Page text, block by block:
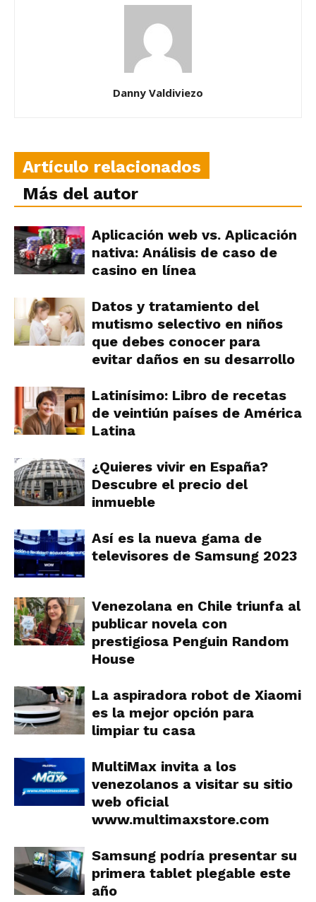
Danny Valdiviezo
Artículo relacionados
Más del autor
Aplicación web vs. Aplicación
nativa: Análisis de caso de
casino en línea
Datos y tratamiento del
mutismo selectivo en niños
que debes conocer para
evitar daños en su desarrollo
Latinísimo: Libro de recetas
de veintiún países de América
Latina
¿Quieres vivir en España?
Descubre el precio del
inmueble
Así es la nueva gama de
televisores de Samsung 2023
Venezolana en Chile triunfa al
publicar novela con
prestigiosa Penguin Random
House
La aspiradora robot de Xiaomi
es la mejor opción para
limpiar tu casa
MultiMax invita a los
venezolanos a visitar su sitio
web oficial
www.multimaxstore.com
Samsung podría presentar su
primera tablet plegable este
año